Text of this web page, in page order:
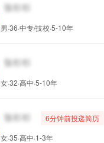
男·36·中专/技校·5-10年
女·32·高中·5-10年
6分钟前投递简历
女·35·高中·1-3年